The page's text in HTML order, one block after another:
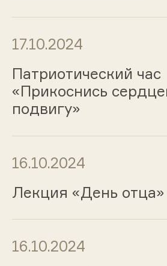
17.10.2024
Патриотический час
«Прикоснись
подвигу»
16.10.2024
Лекция «День отца»
16.10.2024